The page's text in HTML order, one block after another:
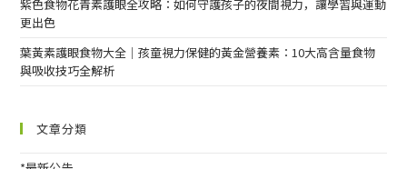
紫色食物花青素護眼全攻略：如何守護孩子的夜間視力，讓學習與運動
更出色
葉黃素護眼食物大全｜孩童視力保健的黃金營養素：10大高含量食物
與吸收技巧全解析
文章分類